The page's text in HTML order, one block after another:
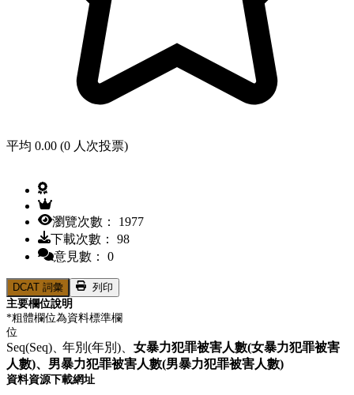
平均 0.00 (0 人次投票)
瀏覽次數： 1977
下載次數： 98
意見數： 0
DCAT 詞彙
列印
主要欄位說明
*粗體欄位為資料標準欄
位
Seq(Seq)、年別(年別)、 女暴力犯罪被害人數(女暴力犯罪被害
人數)、 男暴力犯罪被害人數(男暴力犯罪被害人數)
資料資源下載網址